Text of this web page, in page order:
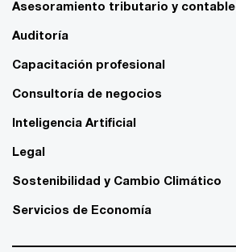
Asesoramiento tributario y contable
Auditoría
Capacitación profesional
Consultoría de negocios
Inteligencia Artificial
Legal
Sostenibilidad y Cambio Climático
Servicios de Economía